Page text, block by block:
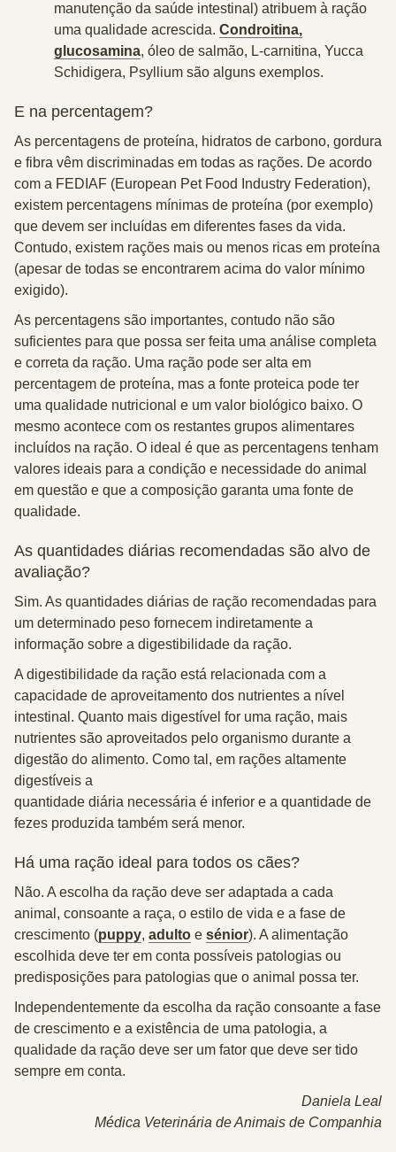
manutenção da saúde intestinal) atribuem à ração
uma qualidade acrescida. Condroitina,
glucosamina, óleo de salmão, L-carnitina, Yucca
Schidigera, Psyllium são alguns exemplos.
E na percentagem?
As percentagens de proteína, hidratos de carbono, gordura
e fibra vêm discriminadas em todas as rações. De acordo
com a FEDIAF (European Pet Food Industry Federation),
existem percentagens mínimas de proteína (por exemplo)
que devem ser incluídas em diferentes fases da vida.
Contudo, existem rações mais ou menos ricas em proteína
(apesar de todas se encontrarem acima do valor mínimo
exigido).
As percentagens são importantes, contudo não são
suficientes para que possa ser feita uma análise completa
e correta da ração. Uma ração pode ser alta em
percentagem de proteína, mas a fonte proteica pode ter
uma qualidade nutricional e um valor biológico baixo. O
mesmo acontece com os restantes grupos alimentares
incluídos na ração. O ideal é que as percentagens tenham
valores ideais para a condição e necessidade do animal
em questão e que a composição garanta uma fonte de
qualidade.
As quantidades diárias recomendadas são alvo de
avaliação?
Sim. As quantidades diárias de ração recomendadas para
um determinado peso fornecem indiretamente a
informação sobre a digestibilidade da ração.
A digestibilidade da ração está relacionada com a
capacidade de aproveitamento dos nutrientes a nível
intestinal. Quanto mais digestível for uma ração, mais
nutrientes são aproveitados pelo organismo durante a
digestão do alimento. Como tal, em rações altamente
digestíveis a
quantidade diária necessária é inferior e a quantidade de
fezes produzida também será menor.
Há uma ração ideal para todos os cães?
Não. A escolha da ração deve ser adaptada a cada
animal, consoante a raça, o estilo de vida e a fase de
crescimento (puppy, adulto e sénior). A alimentação
escolhida deve ter em conta possíveis patologias ou
predisposições para patologias que o animal possa ter.
Independentemente da escolha da ração consoante a fase
de crescimento e a existência de uma patologia, a
qualidade da ração deve ser um fator que deve ser tido
sempre em conta.
Daniela Leal
Médica Veterinária de Animais de Companhia